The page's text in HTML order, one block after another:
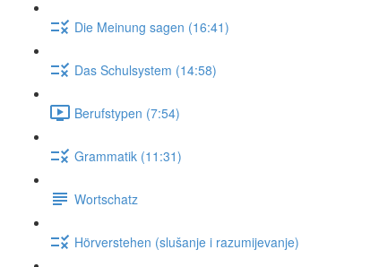
Die Meinung sagen (16:41)
Das Schulsystem (14:58)
Berufstypen (7:54)
Grammatik (11:31)
Wortschatz
Hörverstehen (slušanje i razumijevanje)